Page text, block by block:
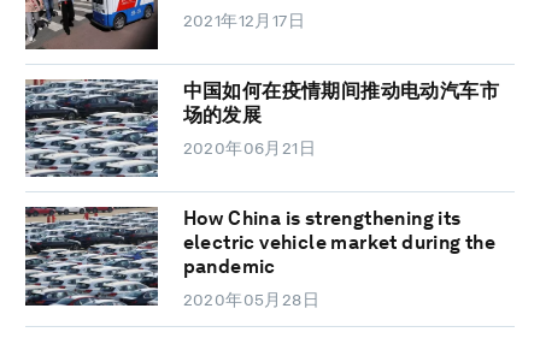
2021年12月17日
中国如何在疫情期间推动电动汽车市
场的发展
2020年06月21日
How China is strengthening its
electric vehicle market during the
pandemic
2020年05月28日